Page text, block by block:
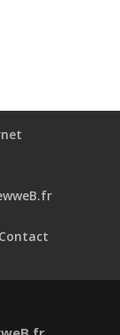
Contact